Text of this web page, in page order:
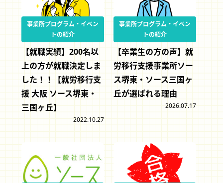
事業所プログラム・イベン
トの紹介
【就職実績】200名以
上の方が就職決定しま
した！！【就労移行支
援 大阪 ソース堺東・
三国ヶ丘】
2022.10.27
事業所プログラム・イベン
トの紹介
【卒業生の方の声】就
労移行支援事業所ソー
ス堺東・ソース三国ヶ
丘が選ばれる理由
2026.07.17